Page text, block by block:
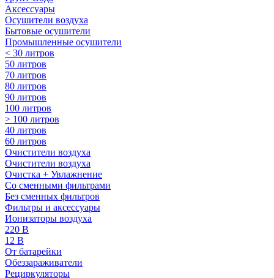
Аксессуары
Осушители воздуха
Бытовые осушители
Промышленные осушители
< 30 литров
50 литров
70 литров
80 литров
90 литров
100 литров
> 100 литров
40 литров
60 литров
Очистители воздуха
Очистители воздуха
Очистка + Увлажнение
Cо сменными фильтрами
Без сменных фильтров
Фильтры и аксессуары
Ионизаторы воздуха
220 В
12 В
От батарейки
Обеззараживатели
Рециркуляторы